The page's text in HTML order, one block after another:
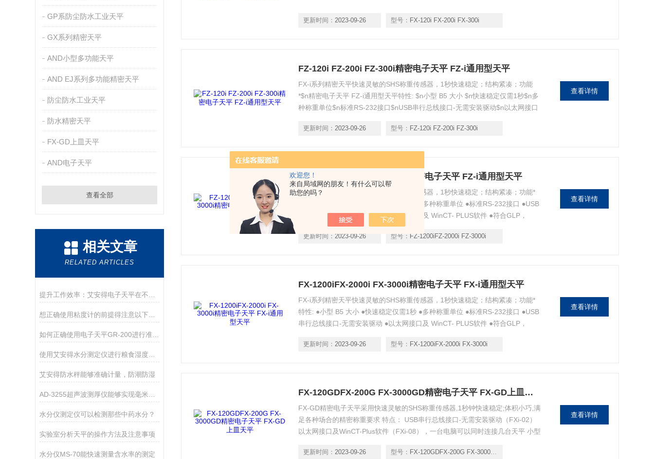
欢迎您！
来自局域网的朋友！有什么可以帮
助您的吗？
GP系防尘防水工业天平
GX系列精密天平
AND小型多功能天平
AND EJ系列多功能精密天平
防尘防水工业天平
防水精密天平
FX-GD上皿天平
AND电子天平
查看全部
相关文章
RELATED ARTICLES
想正确使用粘度计的前提得注意以下几点
如何正确使用电子天平GR-200进行准确测量？
艾安得防水秤能够准确计量，防潮防湿
水分仪测定仪可以检测那些中药水分？
实验室分析天平的操作方法及注意事项
水分仪MS-70能快速测量含水率的测定
更新时间： 2023-09-26 型号： FX-120i FX-200i FX-300i
FZ-120i FZ-200i FZ-300i精密电子天平 FZ-i通用型天平
FX-i系列精密天平快速灵敏的SHS称重传感器，1秒快速稳定；结构紧凑；功能
*$n精密电子天平 FZ-i通用型天平特性: $n小型 B5 大小 $n快速稳定仅需1秒$n多
种称重单位$n标准RS-232接口$nUSB串行总线接口-无需安装驱动$n以太网接口
更新时间： 2023-09-26 型号： FZ-120i FZ-200i FZ-300i
查看详情
FZ-1200iFZ-2000i FZ-3000i精密电子天平 FZ-i通用型天平
FX-i系列精密天平快速灵敏的SHS称重传感器，1秒快速稳定；结构紧凑；功能*
特性: ●小型 B5 大小 ●快速稳定仅需1秒 ●多种称重单位 ●标准RS-232接口 ●USB
串行总线接口-无需安装驱动 ●以太网接口及 WinCT- PLUS软件 ●符合GLP，
GMP，GCP，ISO标准 ●统计功能 ●比较功能 ●动物称重功能 ●高清晰度荧光显示
●内置可充电电池 ●下挂钩功能 ●1mg精
更新时间： 2023-09-26 型号： FZ-1200iFZ-2000i FZ-3000i
查看详情
FX-1200iFX-2000i FX-3000i精密电子天平 FX-i通用型天平
FX-i系列精密天平快速灵敏的SHS称重传感器，1秒快速稳定；结构紧凑；功能*
特性: ●小型 B5 大小 ●快速稳定仅需1秒 ●多种称重单位 ●标准RS-232接口 ●USB
串行总线接口-无需安装驱动 ●以太网接口及 WinCT- PLUS软件 ●符合GLP，
●内置可充电电池 ●下挂钩功能 ●1mg精
更新时间： 2023-09-26 型号： FX-1200iFX-2000i FX-3000i
查看详情
FX-120GDFX-200G FX-3000GD精密电子天平 FX-GD上皿天平
FX-GD精密电子天平采用快速灵敏的SHS称重传感器,1秒钟快速稳定;体积小巧,满
足各种场合的精密称重要求 特点： USB串行总线接口-无需安装驱动（FXi-02）
以太网接口及WinCT-Plus软件（FXi-08），一台电脑可以同时连接几台天平 小型
值 ●内置可充电电池（FXi-09） ●5种计量单位g，pcs
更新时间： 2023-09-26 型号： FX-120GDFX-200G FX-3000GD
查看详情